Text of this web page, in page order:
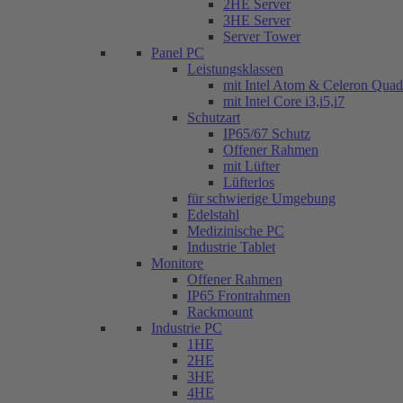
2HE Server
3HE Server
Server Tower
Panel PC
Leistungsklassen
mit Intel Atom & Celeron
mit Intel Core i3,i5,i7
Schutzart
IP65/67 Schutz
Offener Rahmen
mit Lüfter
Lüfterlos
für schwierige Umgebung
Edelstahl
Medizinische PC
Industrie Tablet
Monitore
Offener Rahmen
IP65 Frontrahmen
Rackmount
Industrie PC
1HE
2HE
3HE
4HE